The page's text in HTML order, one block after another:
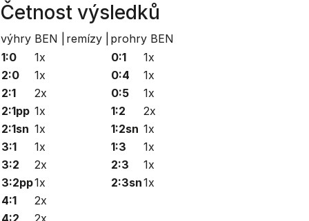
Četnost výsledků
výhry BEN | remízy |
prohry BEN
1:0
1x
2:0
1x
2:1
2x
2:1pp 1x
2:1sn 1x
3:1
1x
3:2
2x
3:2pp1x
4:1
2x
4:2
2x
0:1
1x
0:4
1x
0:5
1x
1:2
2x
1:2sn 1x
1:3
1x
2:3
1x
2:3sn1x